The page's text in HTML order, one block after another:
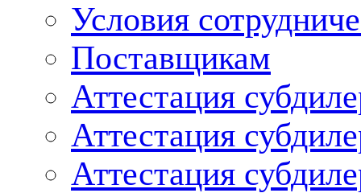
Условия
Поставщикам
Аттестация
Аттестация
Аттестация